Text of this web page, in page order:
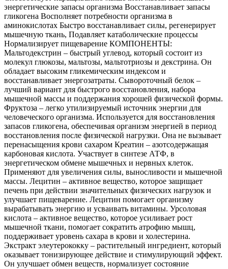
энергетические запасы организма Восстанавливает запасы
гликогена Восполняет потребности организма в
аминокислотах Быстро восстанавливает силы, регенерирует
мышечную ткань, Подавляет катаболические процессы
Нормализирует пищеварение КОМПОНЕНТЫ:
Мальтодекстрин – быстрый углевод, который состоит из
молекул глюкозы, мальтозы, мальтотриозы и декстрина. Он
обладает высоким гликемическим индексом и
восстанавливает энергозатраты. Сывороточный белок –
лучший вариант для быстрого восстановления, набора
мышечной массы и поддержания хорошей физической формы.
Фруктоза – легко утилизируемый источник энергии для
человеческого организма. Используется для восстановления
запасов гликогена, обеспечивая организм энергией в период
восстановления после физической нагрузки. Она не вызывает
перенасыщения крови сахаром Креатин – азотсодержащая
карбоновая кислота. Участвует в синтезе АТФ, в
энергетическом обмене мышечных и нервных клеток.
Применяют для увеличения силы, выносливости и мышечной
массы. Лецитин – активное вещество, которое защищает
печень при действии значительных физических нагрузок и
улучшает пищеварение. Лецитин помогает организму
вырабатывать энергию и усваивать витамины. Урсоловая
кислота – активное вещество, которое усиливает рост
мышечной ткани, помогает сократить атрофию мышц,
поддерживает уровень сахара в крови и холестерина.
Экстракт элеутерококку – растительный ингредиент, который
оказывает тонизирующее действие и стимулирующий эффект.
Он улучшает обмен веществ, нормализует состояние